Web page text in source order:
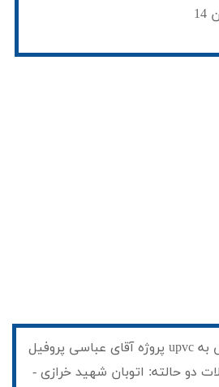
​بازسازی پنجره های قدیمی به upvc پروژه آقای عباسی پروفیل
دو حالته: اتوبان شهید خرازی -